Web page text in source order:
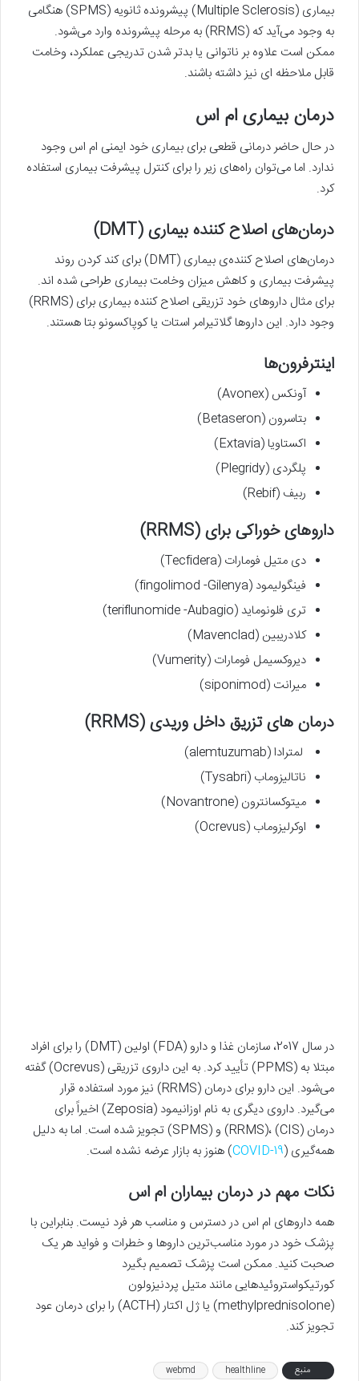
بیماری (Multiple Sclerosis) پیشرونده ثانویه (SPMS) هنگامی
به وجود می‌آید که (RRMS) به مرحله پیشرونده وارد می‌شود.
ممکن است علاوه بر ناتوانی یا بدتر شدن تدریجی عملکرد، وخامت
قابل ملاحظه ای نیز داشته باشند.
درمان بیماری ام اس
در حال حاضر درمانی قطعی برای بیماری خود ایمنی ام اس وجود
ندارد. اما می‌توان راه‌های زیر را برای کنترل پیشرفت بیماری استفاده
کرد.
درمان‌های اصلاح کننده بیماری (DMT)
درمان‌های اصلاح کننده‌ی بیماری (DMT) برای کند کردن روند
پیشرفت بیماری و کاهش میزان وخامت بیماری طراحی شده اند.
برای مثال داروهای خود تزریقی اصلاح کننده بیماری برای (RRMS)
وجود دارد. این داروها گلاتیرامر استات یا کوپاکسونو بتا هستند.
اینترفرون‌ها
آونکس (Avonex)
بتاسرون (Betaseron)
اکستاویا (Extavia)
پلگردی (Plegridy)
ربیف (Rebif)
داروهای خوراکی برای (RRMS)
دی متیل فومارات (Tecfidera)
فینگولیمود (fingolimod -Gilenya)
تری فلونوماید (teriflunomide -Aubagio)
کلادریبین (Mavenclad)
دیروکسیمل فومارات (Vumerity)
میرانت (siponimod)
درمان های تزریق داخل وریدی (RRMS)
لمترادا (alemtuzumab)
ناتالیزوماب (Tysabri)
میتوکسانترون (Novantrone)
اوکرلیزوماب (Ocrevus)
در سال 2017، سازمان غذا و دارو (FDA) اولین (DMT) را برای افراد
مبتلا به (PPMS) تأیید کرد. به این داروی تزریقی (Ocrevus) گفته
می‌شود. این دارو برای درمان (RRMS) نیز مورد استفاده قرار
می‌گیرد. داروی دیگری به نام اوزانیمود (Zeposia) اخیراً برای
درمان (CIS) ،(RRMS) و (SPMS) تجویز شده است. اما به دلیل
همه‌گیری (COVID-19) هنوز به بازار عرضه نشده است.
نکات مهم در درمان بیماران ام اس
همه داروهای ام اس در دسترس و مناسب هر فرد نیست. بنابراین با
پزشک خود در مورد مناسب‌ترین داروها و خطرات و فواید هر یک
صحبت کنید. ممکن است پزشک تصمیم بگیرد
کورتیکواستروئیدهایی مانند متیل پردنیزولون
(methylprednisolone) یا ژل اکتار (ACTH) را برای درمان عود
تجویز کند.
منبع healthline
webmd